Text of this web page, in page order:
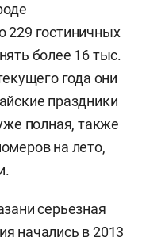
229 гостиничных
более 16 тыс.
года они
праздники
полная, также
на лето,
серьезная
начались в 2013